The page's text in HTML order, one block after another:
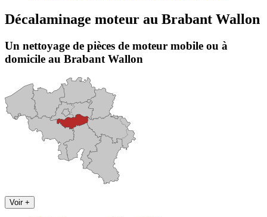
Décalaminage moteur au Brabant Wallon
Un nettoyage de pièces de moteur mobile ou à
domicile au Brabant Wallon
Voir +